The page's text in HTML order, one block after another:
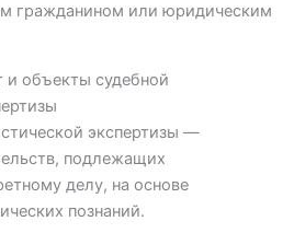
гражданином или юридическим
и объекты судебной
экспертизы —
подлежащих
делу, на основе
познаний.